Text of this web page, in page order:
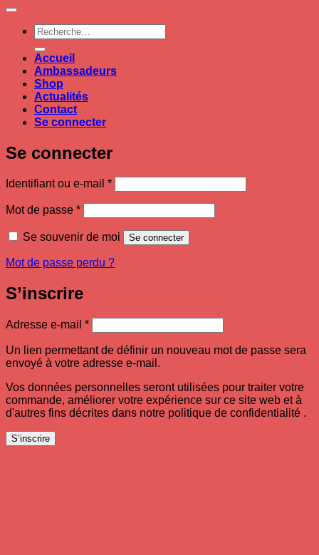
Recherche
pour :
Accueil
Ambassadeurs
Shop
Actualités
Contact
Se connecter
Se connecter
Identifiant ou e-mail *Obligatoire
Mot de passe *Obligatoire
Se souvenir de moi Se connecter
Mot de passe perdu ?
S’inscrire
Adresse e-mail *Obligatoire
Un lien permettant de définir un nouveau mot de passe sera
envoyé à votre adresse e-mail.
Vos données personnelles seront utilisées pour traiter votre
commande, améliorer votre expérience sur ce site web et à
d'autres fins décrites dans notre politique de confidentialité .
S’inscrire